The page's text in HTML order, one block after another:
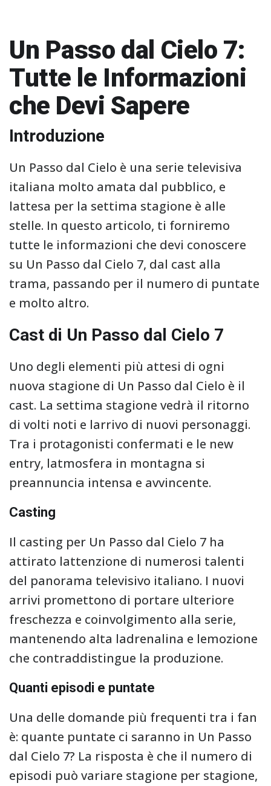
Un Passo dal Cielo 7:
Tutte le Informazioni
che Devi Sapere
Introduzione
Un Passo dal Cielo è una serie televisiva
italiana molto amata dal pubblico, e
lattesa per la settima stagione è alle
stelle. In questo articolo, ti forniremo
tutte le informazioni che devi conoscere
su Un Passo dal Cielo 7, dal cast alla
trama, passando per il numero di puntate
e molto altro.
Cast di Un Passo dal Cielo 7
Uno degli elementi più attesi di ogni
nuova stagione di Un Passo dal Cielo è il
cast. La settima stagione vedrà il ritorno
di volti noti e larrivo di nuovi personaggi.
Tra i protagonisti confermati e le new
entry, latmosfera in montagna si
preannuncia intensa e avvincente.
Casting
Il casting per Un Passo dal Cielo 7 ha
attirato lattenzione di numerosi talenti
del panorama televisivo italiano. I nuovi
arrivi promettono di portare ulteriore
freschezza e coinvolgimento alla serie,
mantenendo alta ladrenalina e lemozione
che contraddistingue la produzione.
Quanti episodi e puntate
Una delle domande più frequenti tra i fan
è: quante puntate ci saranno in Un Passo
dal Cielo 7? La risposta è che il numero di
episodi può variare stagione per stagione,